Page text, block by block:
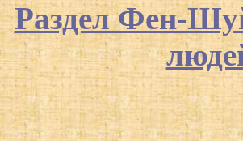
Раздел Фен-